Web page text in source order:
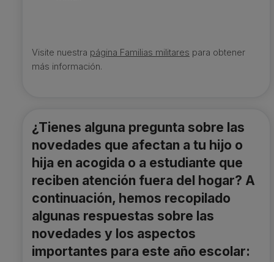
Visite nuestra página Familias militares para obtener
más información.
¿Tienes alguna pregunta sobre las
novedades que afectan a tu hijo o
hija en acogida o a estudiante que
reciben atención fuera del hogar? A
continuación, hemos recopilado
algunas respuestas sobre las
novedades y los aspectos
importantes para este año escolar: